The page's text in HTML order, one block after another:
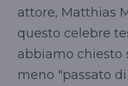
attore, Matthias
questo celebre
abbiamo chiesto
meno "passato